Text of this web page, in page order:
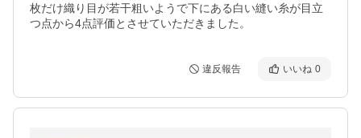
枚だけ織り目が若干粗いようで下にある白い縫い糸が目立
つ点から4点評価とさせていただきました。
違反報告 いいね 0